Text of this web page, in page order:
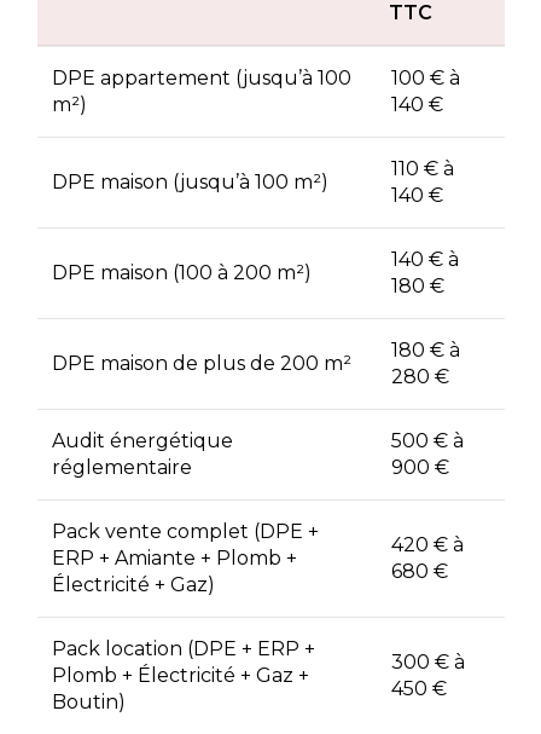
TTC
DPE appartement (jusqu’à 100
m²)
100 € à
140 €
DPE maison (jusqu’à 100 m²)
110 € à
140 €
DPE maison (100 à 200 m²)
140 € à
180 €
DPE maison de plus de 200 m²
180 € à
280 €
Audit énergétique
réglementaire
500 € à
900 €
Pack vente complet (DPE +
ERP + Amiante + Plomb +
Électricité + Gaz)
420 € à
680 €
Pack location (DPE + ERP +
Plomb + Électricité + Gaz +
Boutin)
300 € à
450 €